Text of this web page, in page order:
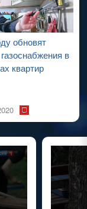
обновят
в
квартир